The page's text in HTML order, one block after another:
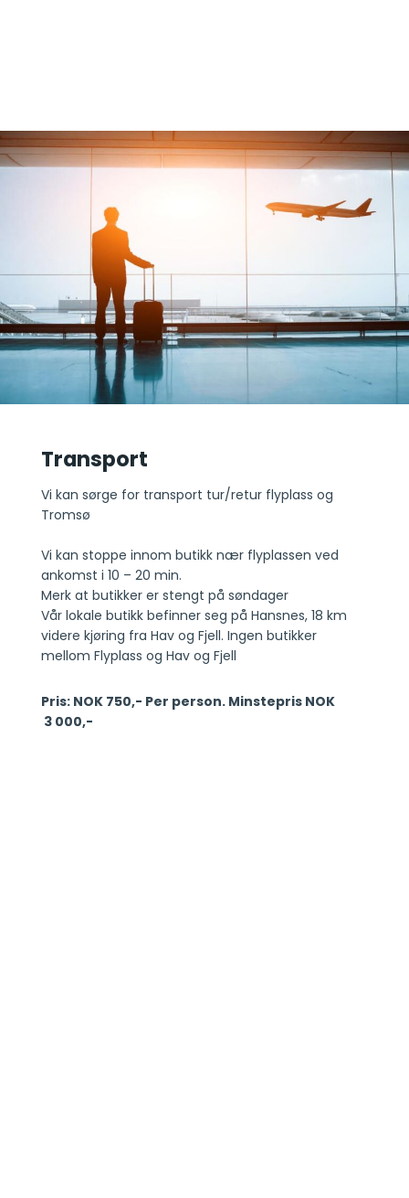
Transport
Vi kan sørge for transport tur/retur flyplass og
Tromsø
Vi kan stoppe innom butikk nær flyplassen ved
ankomst i 10 – 20 min.
Merk at butikker er stengt på søndager
Vår lokale butikk befinner seg på Hansnes, 18 km
videre kjøring fra Hav og Fjell. Ingen butikker
mellom Flyplass og Hav og Fjell
Pris: NOK 750,- Per person. Minstepris NOK
3 000,-